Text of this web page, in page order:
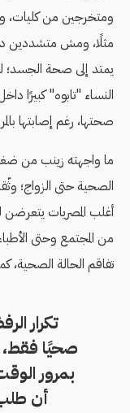
ومتخرجين من كليات،
مثلًا، ومش متشددين
يمتد إلى صحة الجسد؛
النساء "تابوه" كبيرًا
صحتها، رغم إصابتها
ما واجهته زينب من
الصحية حتى الزواج؛
أغلب المصريات
من المجتمع وحتى
تفاقم الحالة
تكرار
صحيًا فقط،
بمرور
أن